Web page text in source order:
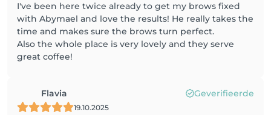
I've been here twice already to get my brows fixed
with Abymael and love the results! He really takes the
time and makes sure the brows turn perfect.
Also the whole place is very lovely and they serve
great coffee!
Flavia Geverifieerde
19.10.2025